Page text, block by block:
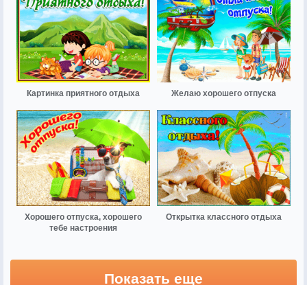
Картинка приятного отдыха Желаю хорошего отпуска
Хорошего отпуска, хорошего
тебе настроения
Открытка классного отдыха
Показать еще